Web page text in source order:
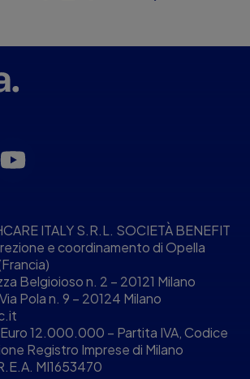
ITALY S.R.L. SOCIETÀ BENEFIT
e coordinamento di Opella
Belgioioso n. 2 – 20121 Milano
Pola n. 9 – 20124 Milano
12.000.000 – Partita IVA, Codice
Registro Imprese di Milano
MI1653470